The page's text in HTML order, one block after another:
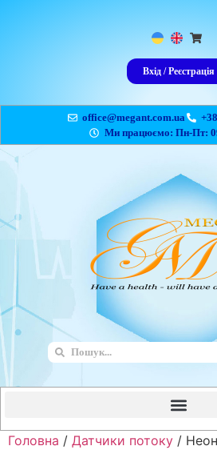
Вхід / Реєстрація
office@megant.com.ua
Ми працюємо: Пн-Пт:
Головна / Датчики потоку /